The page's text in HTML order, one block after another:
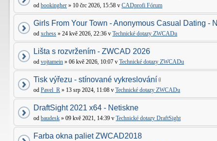
od bookingher » 10 črc 2026, 15:58 v CADprofi Fórum
Girls From Your Town - Anonymous Casual Dating -
od xchess » 24 kvě 2026, 22:36 v Technické dotazy ZWCADu
Lišta s rozvržením - ZWCAD 2026
od vojtamein » 06 kvě 2026, 10:07 v Technické dotazy ZWCADu
Tisk výřezu - stínované vykreslování
od Pavel_R » 13 srp 2024, 11:08 v Technické dotazy ZWCADu
DraftSight 2021 x64 - Netiskne
od baudesk » 09 kvě 2021, 14:39 v Technické dotazy DraftSight
Farba okna paliet ZWCAD2018